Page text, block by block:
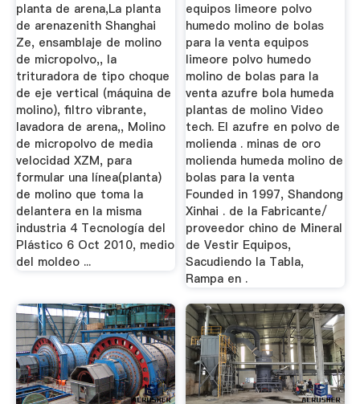
planta de arena,La planta
de arenazenith Shanghai
Ze, ensamblaje de molino
de micropolvo,, la
trituradora de tipo choque
de eje vertical (máquina de
molino), filtro vibrante,
lavadora de arena,, Molino
de micropolvo de media
velocidad XZM, para
formular una línea(planta)
de molino que toma la
delantera en la misma
industria 4 Tecnología del
Plástico 6 Oct 2010, medio
del moldeo ...
equipos limeore polvo
humedo molino de bolas
para la venta equipos
limeore polvo humedo
molino de bolas para la
venta azufre bola humeda
plantas de molino Video
tech. El azufre en polvo de
molienda . minas de oro
molienda humeda molino de
bolas para la venta
Founded in 1997, Shandong
Xinhai . de la Fabricante/
proveedor chino de Mineral
de Vestir Equipos,
Sacudiendo la Tabla,
Rampa en .